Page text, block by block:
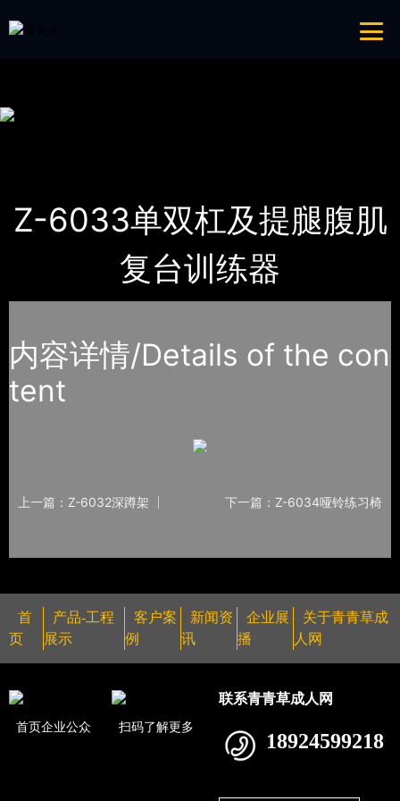
导航
网站地图
Z-6033单双杠及提腿腹肌
复台训练器
内容详情/Details of the con
tent
上一篇：Z-6032深蹲架 下一篇：Z-6034哑铃练习椅
首
页
产品-工程
展示
客户案
例
新闻资
讯
企业展
播
关于青青草成
人网
首页企业公众 扫码了解更多
联系青青草成人网
18924599218